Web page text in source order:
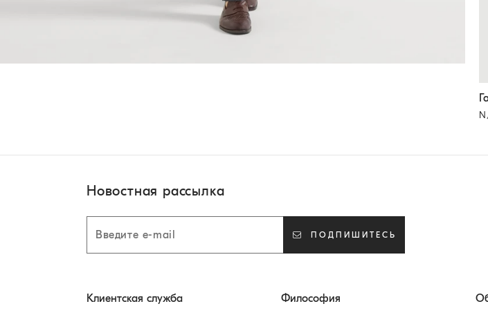
Новостная рассылка
ПОДПИШИТЕСЬ
Клиентская служба Философия